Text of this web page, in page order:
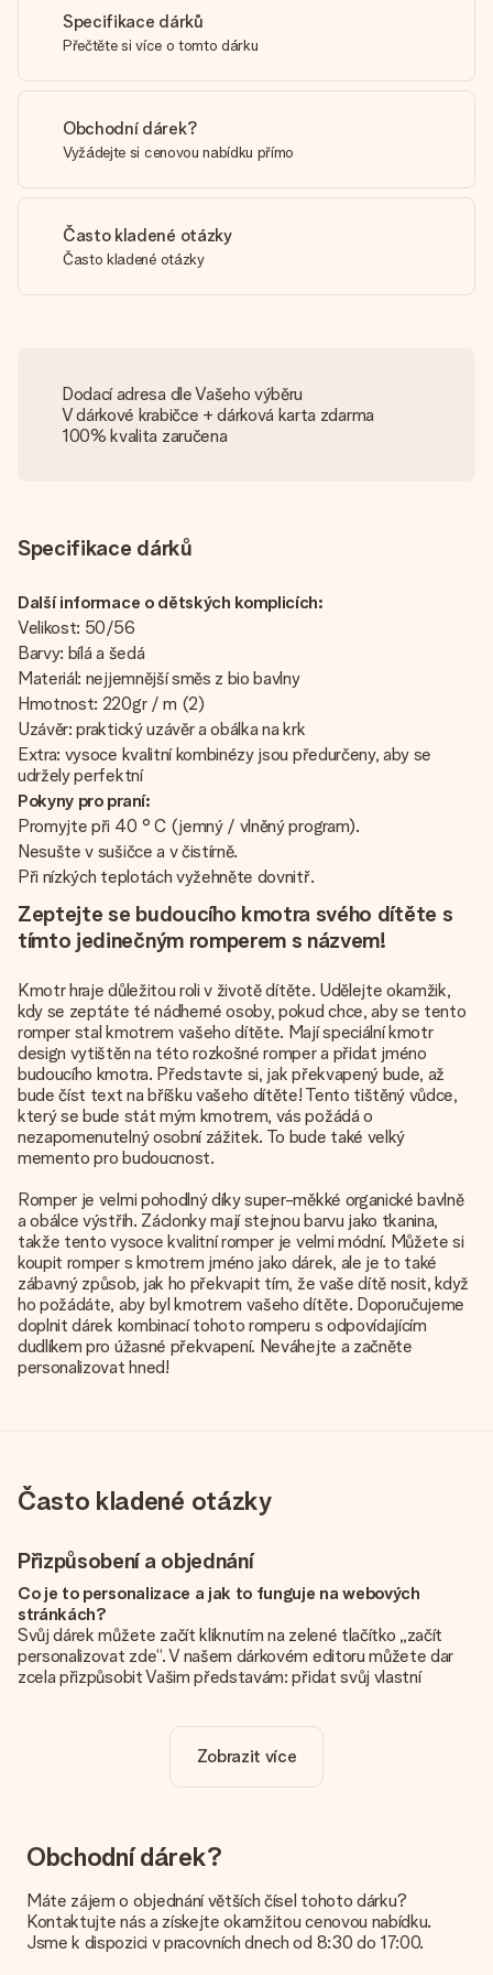
Specifikace dárků
Přečtěte si více o tomto dárku
Obchodní dárek?
Vyžádejte si cenovou nabídku přímo
Často kladené otázky
Často kladené otázky
Dodací adresa dle Vašeho výběru
V dárkové krabičce + dárková karta zdarma
100% kvalita zaručena
Specifikace dárků
Další informace o dětských komplicích:
Velikost: 50/56
Barvy: bílá a šedá
Materiál: nejjemnější směs z bio bavlny
Hmotnost: 220gr / m (2)
Uzávěr: praktický uzávěr a obálka na krk
Extra: vysoce kvalitní kombinézy jsou předurčeny, aby se
udržely perfektní
Pokyny pro praní:
Promyjte při 40 ° C (jemný / vlněný program).
Nesušte v sušičce a v čistírně.
Při nízkých teplotách vyžehněte dovnitř.
Zeptejte se budoucího kmotra svého dítěte s
tímto jedinečným romperem s názvem!
Kmotr hraje důležitou roli v životě dítěte. Udělejte okamžik,
kdy se zeptáte té nádherné osoby, pokud chce, aby se tento
romper stal kmotrem vašeho dítěte. Mají speciální kmotr
design vytištěn na této rozkošné romper a přidat jméno
budoucího kmotra. Představte si, jak překvapený bude, až
bude číst text na bříšku vašeho dítěte! Tento tištěný vůdce,
který se bude stát mým kmotrem, vás požádá o
nezapomenutelný osobní zážitek. To bude také velký
memento pro budoucnost.
Romper je velmi pohodlný díky super-měkké organické bavlně
a obálce výstřih. Záclonky mají stejnou barvu jako tkanina,
takže tento vysoce kvalitní romper je velmi módní. Můžete si
koupit romper s kmotrem jméno jako dárek, ale je to také
zábavný způsob, jak ho překvapit tím, že vaše dítě nosit, když
ho požádáte, aby byl kmotrem vašeho dítěte. Doporučujeme
doplnit dárek kombinací tohoto romperu s odpovídajícím
dudlíkem pro úžasné překvapení. Neváhejte a začněte
personalizovat hned!
Často kladené otázky
Přizpůsobení a objednání
Co je to personalizace a jak to funguje na webových
stránkách?
Svůj dárek můžete začít kliknutím na zelené tlačítko „začít
personalizovat zde“. V našem dárkovém editoru můžete dar
zcela přizpůsobit Vašim představám: přidat svůj vlastní
Je personalizace zahrnuta v ceně?
Jak zjistím, zda má moje fotografie správnou kvalitu?
spokojeni. Proto je důležité používat vysoce kvalitní
fotografie. Pokud si nejste jisti kvalitou snímku, kontaktujte
náš zákaznický servis a přiložte fotografii spolu s dárkem,
Zobrazit více
Obchodní dárek?
Máte zájem o objednání větších čísel tohoto dárku?
Kontaktujte nás a získejte okamžitou cenovou nabídku.
Jsme k dispozici v pracovních dnech od 8:30 do 17:00.